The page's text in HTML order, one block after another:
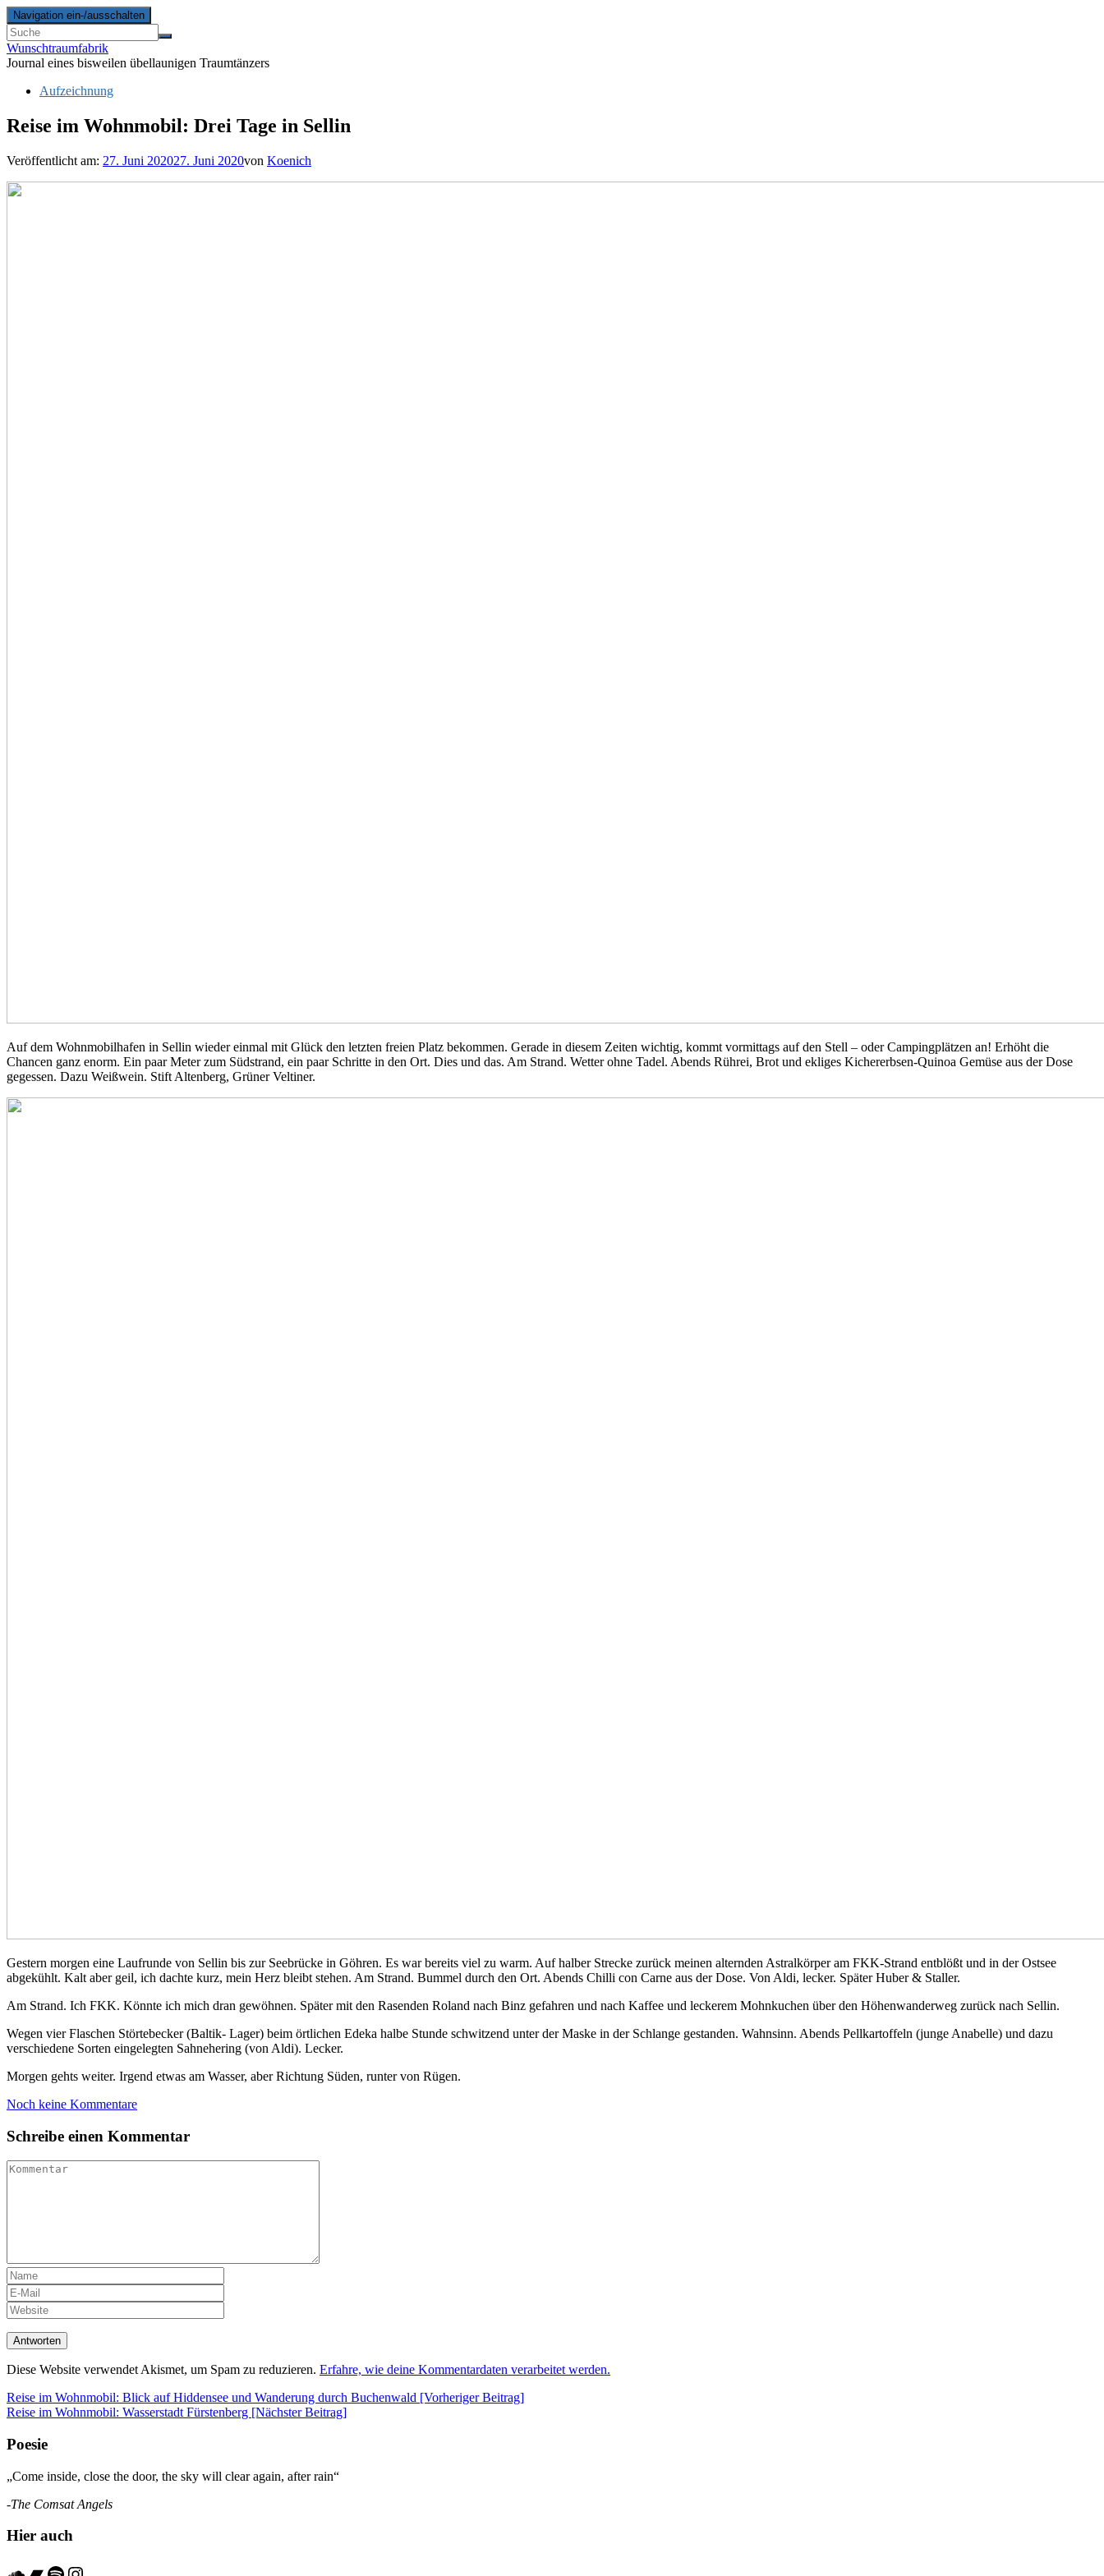
Navigation ein-/ausschalten
Wunschtraumfabrik
Journal eines bisweilen übellaunigen Traumtänzers
Aufzeichnung
Reise im Wohnmobil: Drei Tage in Sellin
Veröffentlicht am: 27. Juni 202027. Juni 2020von Koenich
Auf dem Wohnmobilhafen in Sellin wieder einmal mit Glück den letzten freien Platz bekommen. Gerade in diesem Zeiten wichtig, kommt vormittags auf den Stell – oder Campingplätzen an! Erhöht die
Chancen ganz enorm. Ein paar Meter zum Südstrand, ein paar Schritte in den Ort. Dies und das. Am Strand. Wetter ohne Tadel. Abends Rührei, Brot und ekliges Kichererbsen-Quinoa Gemüse aus der Dose
gegessen. Dazu Weißwein. Stift Altenberg, Grüner Veltiner.
Gestern morgen eine Laufrunde von Sellin bis zur Seebrücke in Göhren. Es war bereits viel zu warm. Auf halber Strecke zurück meinen alternden Astralkörper am FKK-Strand entblößt und in der Ostsee
abgekühlt. Kalt aber geil, ich dachte kurz, mein Herz bleibt stehen. Am Strand. Bummel durch den Ort. Abends Chilli con Carne aus der Dose. Von Aldi, lecker. Später Huber & Staller.
Am Strand. Ich FKK. Könnte ich mich dran gewöhnen. Später mit den Rasenden Roland nach Binz gefahren und nach Kaffee und leckerem Mohnkuchen über den Höhenwanderweg zurück nach Sellin.
Wegen vier Flaschen Störtebecker (Baltik- Lager) beim örtlichen Edeka halbe Stunde schwitzend unter der Maske in der Schlange gestanden. Wahnsinn. Abends Pellkartoffeln (junge Anabelle) und dazu
verschiedene Sorten eingelegten Sahnehering (von Aldi). Lecker.
Morgen gehts weiter. Irgend etwas am Wasser, aber Richtung Süden, runter von Rügen.
Noch keine Kommentare
Schreibe einen Kommentar
Diese Website verwendet Akismet, um Spam zu reduzieren. Erfahre, wie deine Kommentardaten verarbeitet werden.
Beitrags-
Navigation
Reise im Wohnmobil: Blick auf Hiddensee und Wanderung durch Buchenwald [Vorheriger Beitrag]
Reise im Wohnmobil: Wasserstadt Fürstenberg [Nächster Beitrag]
Poesie
„Come inside, close the door, the sky will clear again, after rain“
-The Comsat Angels
Hier auch